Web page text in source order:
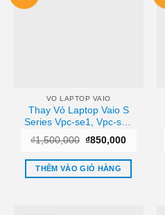
VO LAPTOP VAIO
Thay Vỏ Laptop Vaio S
Series Vpc-se1, Vpc-se2
Tại Chỗ
₫1,500,000 Giá
là:
₫1,500,000.
₫850,000Giá
tại
₫850,000.
THÊM VÀO GIỎ HÀNG